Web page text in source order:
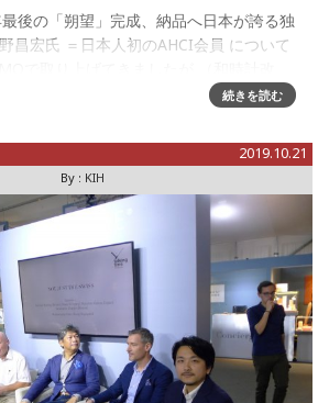
後の「朔望」完成、納品へ日本が誇る独
昌宏氏 ＝日本人初のAHCI会員 について
、アトリエを訪問したゲストブログ、先
続きを読む
2019.10.21
By : KIH